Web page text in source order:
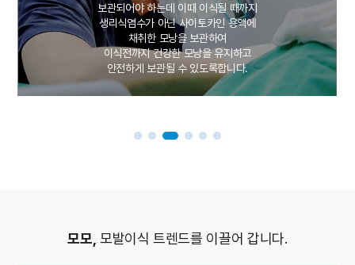
보관되어야 하는데 이때 이식될 때까지
생리식염수가 아닌 사이토카인 용액에
채취한 모낭을 보관하여
이식전까지 건강한 모낭을 유지하고
안전하게 보관될 수 있도록합니다.
모모, 모발이식 트렌드를 이끌어 갑니다.